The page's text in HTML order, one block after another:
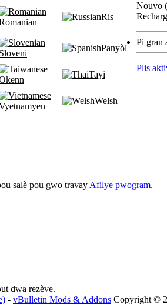
Ris
Sloveni
Panyòl
Tayi
Welsh
salè pou gwo travayAfilye pwogram.
Nouvo
Pi gran
Plis
dwa rezève.
- vBulletin Mods & Addons Copyright ©